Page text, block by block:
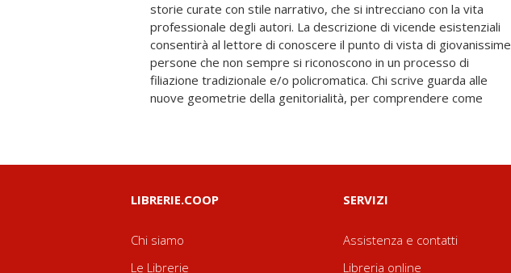
storie curate con stile narrativo, che si intrecciano con la vita
professionale degli autori. La descrizione di vicende esistenziali
consentirà al lettore di conoscere il punto di vista di giovanissime
persone che non sempre si riconoscono in un processo di
filiazione tradizionale e/o policromatica. Chi scrive guarda alle
nuove geometrie della genitorialità, per comprendere come
demarcazione tra la famiglia naturale e adottiva, i professionisti si
confrontano all'ombra di un grande albero, protetti dai rami della
genitorialità istituzionale e sociale, esercitata da chi, come
Salvatore Borsellino, ha fatto dell'impegno sociale un movimento
LIBRERIE.COOP
Chi siamo
Le Librerie
SERVIZI
Assistenza e contatti
Libreria online